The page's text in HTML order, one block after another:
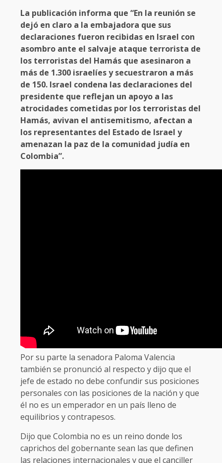
La publicación informa que “En la reunión se
dejó en claro a la embajadora que sus
declaraciones fueron recibidas en Israel con
asombro ante el salvaje ataque terrorista de
los terroristas del Hamás que asesinaron a
más de 1.300 israelíes y secuestraron a más
de 150. Israel condena las declaraciones del
presidente que reflejan un apoyo a las
atrocidades cometidas por los terroristas del
Hamás, avivan el antisemitismo, afectan a
los representantes del Estado de Israel y
amenazan la paz de la comunidad judía en
Colombia”.
Por su parte la senadora Paloma Valencia
también se pronunció al respecto y dijo que el
jefe de estado no debe confundir sus posiciones
personales con las posiciones de la nación y que
él no es un emperador en un país lleno de
equilibrios y contrapesos.
Dijo que Colombia no es un reino donde los
caprichos del gobernante sean las que definen
las relaciones internacionales y que el canciller